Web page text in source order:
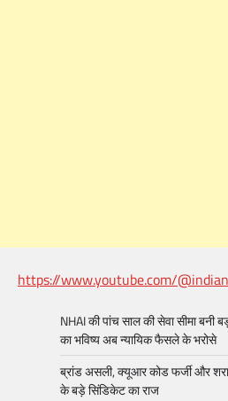
https://www.youtube.com/
NHAI की पांच साल की सेवा सीमा बनी
का भविष्य अब न्यायिक फैसले के भरोसे
ब्रांड असली, क्यूआर कोड फर्जी और
के बड़े सिंडिकेट का राज